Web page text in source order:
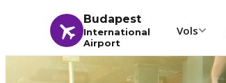
Budapest
International
Airport
Vols